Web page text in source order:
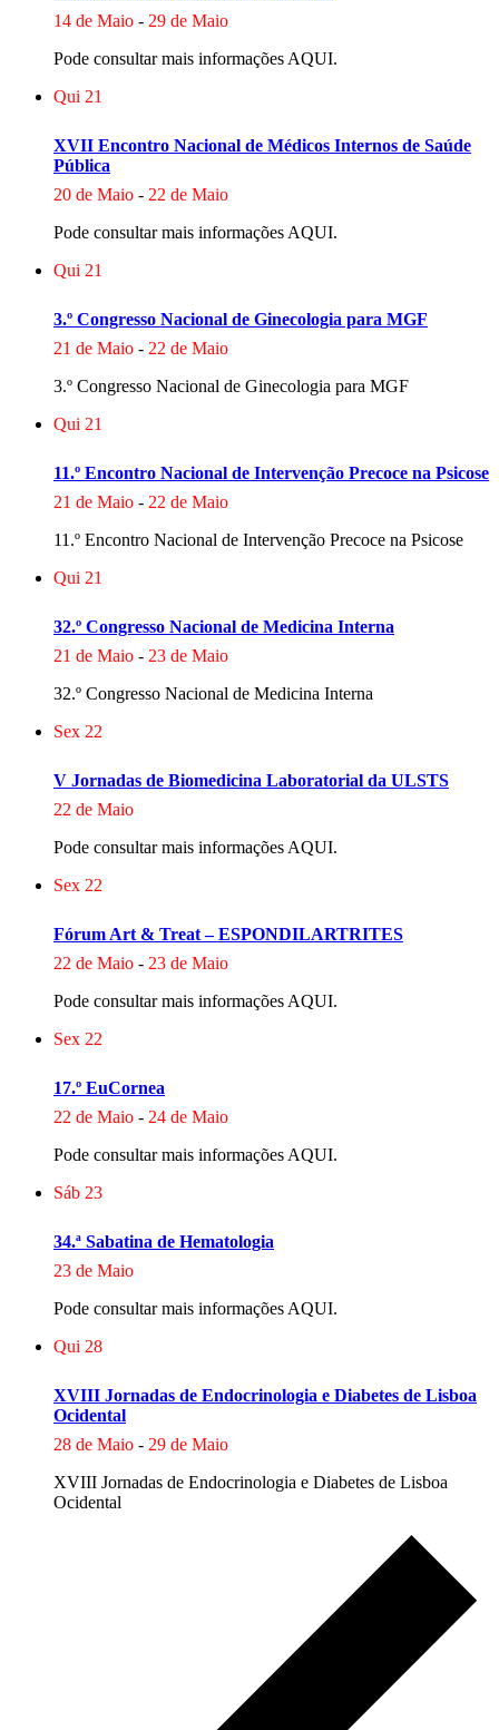
14 de Maio - 29 de Maio
Pode consultar mais informações AQUI.
Qui 21
XVII Encontro Nacional de Médicos Internos de Saúde
Pública
20 de Maio - 22 de Maio
Pode consultar mais informações AQUI.
Qui 21
3.º Congresso Nacional de Ginecologia para MGF
21 de Maio - 22 de Maio
3.º Congresso Nacional de Ginecologia para MGF
Qui 21
11.º Encontro Nacional de Intervenção Precoce na Psicose
21 de Maio - 22 de Maio
11.º Encontro Nacional de Intervenção Precoce na Psicose
Qui 21
32.º Congresso Nacional de Medicina Interna
21 de Maio - 23 de Maio
32.º Congresso Nacional de Medicina Interna
Sex 22
V Jornadas de Biomedicina Laboratorial da ULSTS
22 de Maio
Pode consultar mais informações AQUI.
Sex 22
Fórum Art & Treat – ESPONDILARTRITES
22 de Maio - 23 de Maio
Pode consultar mais informações AQUI.
Sex 22
17.º EuCornea
22 de Maio - 24 de Maio
Pode consultar mais informações AQUI.
Sáb 23
34.ª Sabatina de Hematologia
23 de Maio
Pode consultar mais informações AQUI.
Qui 28
XVIII Jornadas de Endocrinologia e Diabetes de Lisboa
Ocidental
28 de Maio - 29 de Maio
XVIII Jornadas de Endocrinologia e Diabetes de Lisboa
Ocidental